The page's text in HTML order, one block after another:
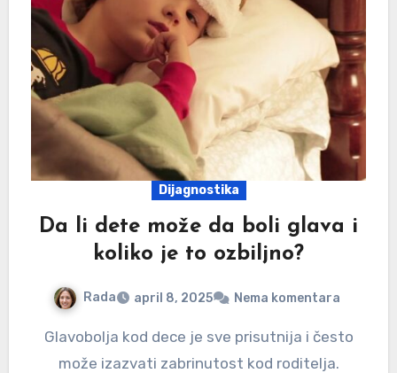
Dijagnostika
Da li dete može da boli glava i
koliko je to ozbiljno?
Rada april 8, 2025 Nema komentara
Glavobolja kod dece je sve prisutnija i često
može izazvati zabrinutost kod roditelja.